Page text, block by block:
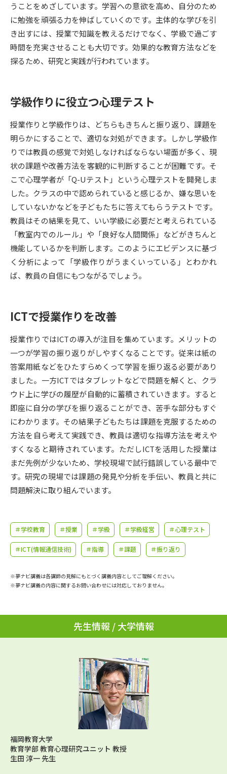
大学研究 大学検索
大学で学べる内容や特徴を調べる
デジタルパンフレット 進路の３択
新学年スタート号特集ページ
（高3生用）
新学年スタート号特集ページ
（高2生用）
SELFBRAND特集ページ
オープンキャンパスなどを調べる
オープンキャンパス検索 実施プログラムから探す
来場型・Web型イベント特集 夢ナビライブ
受験準備
志望校・出願校を調べる
併願校選び 受験スケジュールを立てよう
先輩が入学を決めた理由 テレメール全国一斉進学調査
新生活お役立ちガイド
学問発見 学問検索
大学で学びたい学問発見
学問のミニ講義「夢ナビ講義」 学問分野解説
学問の教科書 夢ナビライブ
大学進学IDについて
受付内容・発送状況の確認
個人情報取扱規定
テレメール進学カタログ
訂正のご案内
うことをめざしています。学習への意欲を高め、自分のため
に勉強を頑張る力を伸ばしていくのです。主体的な学びを引
き出すには、授業で知識を教えるだけでなく、学級で過ごす
時間を充実させることも大切です。効果的な教育方法などを
探るため、研究と実践が行われています。
学級作りに役立つ心理テスト
授業作りと学級作りは、どちらもきちんと振り返り、課題を
明らかにすることで、適切な対処ができます。しかし学級作
りでは教員の感覚で対処しなければならない場面が多く、現
状の課題や改善方法を客観的に判断することが困難です。そ
こで心理学者が「Q-Uテスト」という心理テストを開発しま
した。クラスの中で認められていると感じるか、嫌な思いを
していないかなどを子どもたちに答えてもらうテストです。
教員はその結果を見て、いい学級に必要だと考えられている
「教室内でのルール」や「良好な人間関係」などがきちんと
機能しているかを判断します。このようにエビデンスに基づ
く分析によって「学級作りがうまくいっている」とわかれ
ば、教員の自信にもつながるでしょう。
ICTで授業作りを改善
授業作りではICTの導入が注目を集めています。メリットの
一つが学習の振り返りがしやすくなることです。従来は紙の
答案用紙などをひたすらめくって学習を振り返る必要があり
ました。一方ICTではタブレットなどで問題を解くと、クラ
ウド上に学びの履歴が自動的に蓄積されていきます。すると
即座に自分の学びを振り返ることができ、苦手な部分もすぐ
にわかります。その結果子どもたちは課題を克服するための
方法を自ら考えて実践でき、教員は適切な指導方法を考えや
すくなると期待されています。ただしICTを活用した授業は
まだ先例が少ないため、学校現場で試行錯誤している最中で
す。研究の現場では課題の発見や分析を手伝い、教員と共に
問題解決に取り組んでいます。
＃学校教育 ＃授業 ＃学級 ＃学級経営 ＃心理テスト
＃ICT(情報通信技術) ＃指導 ＃課題 ＃振り返り
※夢ナビ講義は各講師の見解にもとづく講義内容としてご理解ください。
※夢ナビ講義の内容に関するお問い合わせには対応しておりません。
先生情報 / 大学情報
福岡教育大学
教育学部 教育心理研究ユニット 教授
生田 淳一 先生